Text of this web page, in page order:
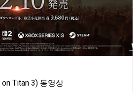
Titan 3) 동영상